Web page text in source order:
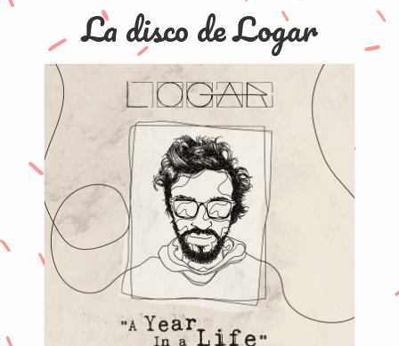
La disco de Logar